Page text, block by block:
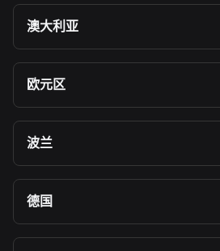
澳大利亚
欧元区
波兰
德国